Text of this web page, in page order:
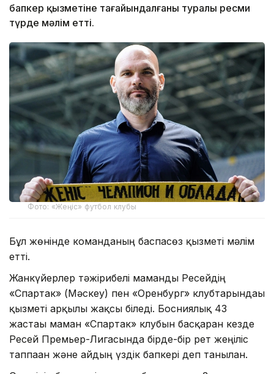
бапкер қызметіне тағайындалғаны туралы ресми
түрде мәлім етті.
Фото: «Жеңіс» футбол клубы
Бұл жөнінде команданың баспасөз қызметі мәлім
етті.
Жанкүйерлер тәжірибелі маманды Ресейдің
«Спартак» (Мәскеу) пен «Оренбург» клубтарындағы
қызметі арқылы жақсы біледі. Босниялық 43
жастағы маман «Спартак» клубын басқарған кезде
Ресей Премьер-Лигасында бірде-бір рет жеңіліс
таппаған және айдың үздік бапкері деп танылған.